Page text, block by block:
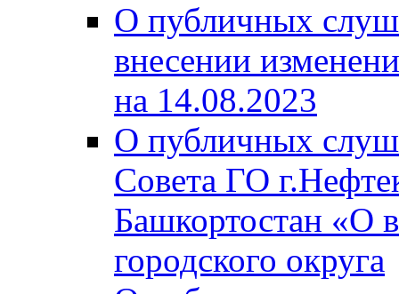
О публичных
внесении
на 14.08.2023
О публичных
Совета ГО
Башкортостан «О
городского округа